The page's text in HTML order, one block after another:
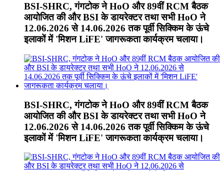
BSI-SHRC, गंगटोक ने HoO और 89वीं RCM बैठक
आयोजित की और BSI के डायरेक्टर तथा सभी HoO ने
12.06.2026 से 14.06.2026 तक पूर्वी सिक्किम के ऊंचे
इलाकों में 'मिशन LiFE' जागरूकता कार्यक्रम चलाया।
BSI-SHRC, गंगटोक ने HoO और 89वीं RCM बैठक
आयोजित की और BSI के डायरेक्टर तथा सभी HoO ने
12.06.2026 से 14.06.2026 तक पूर्वी सिक्किम के ऊंचे
इलाकों में 'मिशन LiFE' जागरूकता कार्यक्रम चलाया।